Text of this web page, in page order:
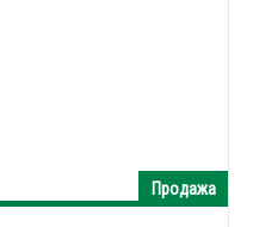
Продажа